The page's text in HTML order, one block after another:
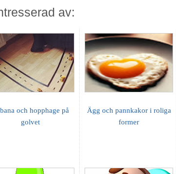
av:
och hopphage på
golvet
Ägg och pannkakor i roliga
former